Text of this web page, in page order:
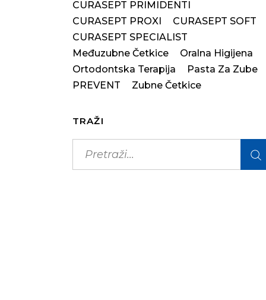
CURASEPT PRIMIDENTI
CURASEPT PROXI
CURASEPT SOFT
CURASEPT SPECIALIST
Međuzubne Četkice
Oralna Higijena
Ortodontska Terapija
Pasta Za Zube
PREVENT
Zubne Četkice
TRAŽI
for: